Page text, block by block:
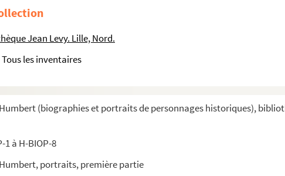
Jean Levy. Lille, Nord.
Tous les inventaires
(biographies et portraits de personnages historiques),
1 à H-BIOP-8
portraits, première partie
(1226-1270)
(1226-1270)
(1226-1270)